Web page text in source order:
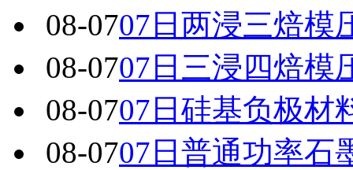
08-0707日两浸三焙模
08-0707日三浸四焙模
08-0707日硅基负极材
08-0707日普通功率石